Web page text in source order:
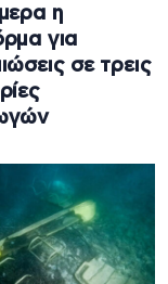
η
για
σε τρεις